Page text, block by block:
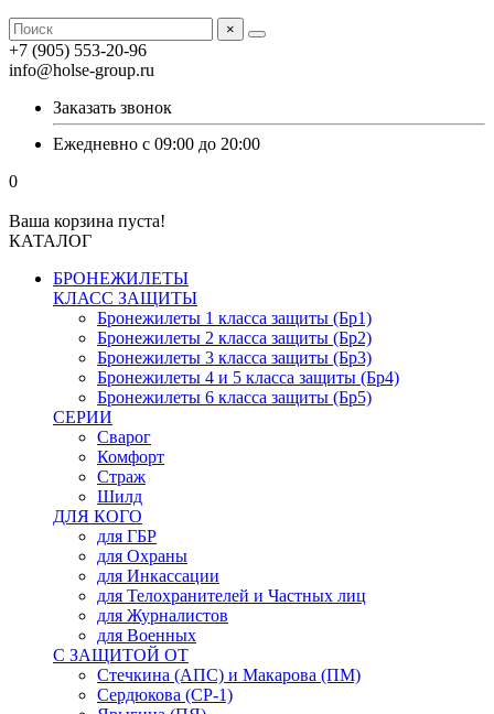
×
+7 (905) 553-20-96
info@holse-group.ru
Заказать звонок
Ежедневно с 09:00 до 20:00
0
Ваша корзина пуста!
КАТАЛОГ
БРОНЕЖИЛЕТЫ
КЛАСС ЗАЩИТЫ
Бронежилеты 1 класса защиты (Бр1)
Бронежилеты 2 класса защиты (Бр2)
Бронежилеты 3 класса защиты (Бр3)
Бронежилеты 4 и 5 класса защиты (Бр4)
Бронежилеты 6 класса защиты (Бр5)
СЕРИИ
Сварог
Комфорт
Страж
Шилд
ДЛЯ КОГО
для ГБР
для Охраны
для Инкассации
для Телохранителей и Частных лиц
для Журналистов
для Военных
С ЗАЩИТОЙ ОТ
Стечкина (АПС) и Макарова (ПМ)
Сердюкова (СР-1)